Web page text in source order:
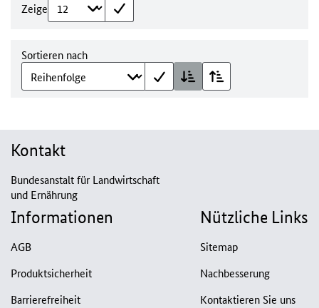
Zeige
Sortieren nach
Kontakt
Bundesanstalt für Landwirtschaft
und Ernährung
Informationen
AGB
Produktsicherheit
Barrierefreiheit
Nützliche Links
Sitemap
Nachbesserung
Kontaktieren Sie uns